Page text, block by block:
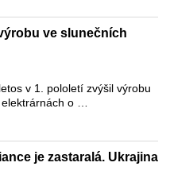
ve slunečních
v 1. pololetí zvýšil výrobu
o …
je zastaralá. Ukrajina